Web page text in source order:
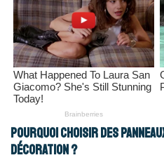
Pourquoi choisir des
décoration ?